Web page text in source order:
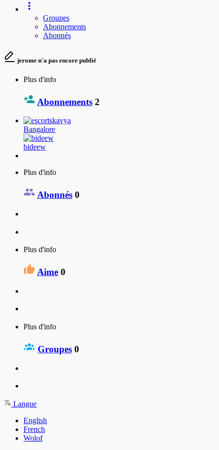
Groupes
Abonnements
Abonnés
jerome n'a pas encore publié
Plus d'info
Abonnements 2
Bangalore
bideew
Plus d'info
Abonnés 0
Plus d'info
Aime 0
Plus d'info
Groupes 0
Langue
English
French
Wolof